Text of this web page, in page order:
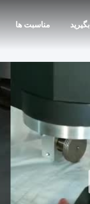
مناسبت ها